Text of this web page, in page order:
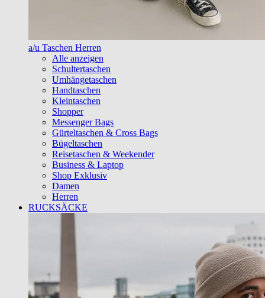
a/u Taschen Herren
Alle anzeigen
Schultertaschen
Umhängetaschen
Handtaschen
Kleintaschen
Shopper
Messenger Bags
Gürteltaschen & Cross Bags
Bügeltaschen
Reisetaschen & Weekender
Business & Laptop
Shop Exklusiv
Damen
Herren
RUCKSÄCKE